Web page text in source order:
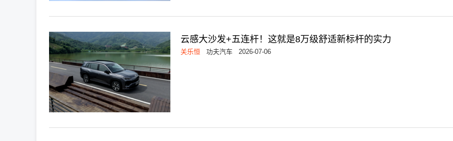
云感大沙发+五连杆！这就是8万级舒适新标杆的实力
关乐恒 功夫汽车 2026-07-06